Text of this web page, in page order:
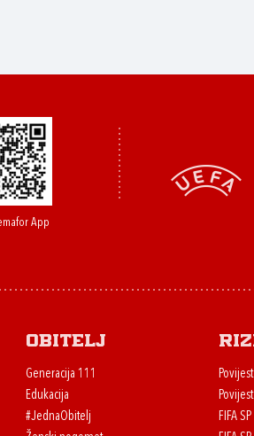
App
Obitelj
Generacija 111
Edukacija
#JednaObitelj
FIFA